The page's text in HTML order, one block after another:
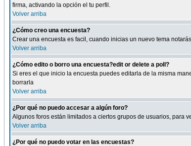
firma, activando la opción el tu perfil.
Volver arriba
¿Cómo creo una encuesta?
Crear una encuesta es facil, cuando inicias un nuevo tema
Volver arriba
¿Cómo edito o borro una encuesta?edit or delete a poll?
Si eres el que inicio la encuesta puedes editarla de la misma
borrarla
Volver arriba
¿Por qué no puedo accesar a algún foro?
Algunos foros están limitados a ciertos grupos de usuarios, para
Volver arriba
¿Por qué no puedo votar en las encuestas?